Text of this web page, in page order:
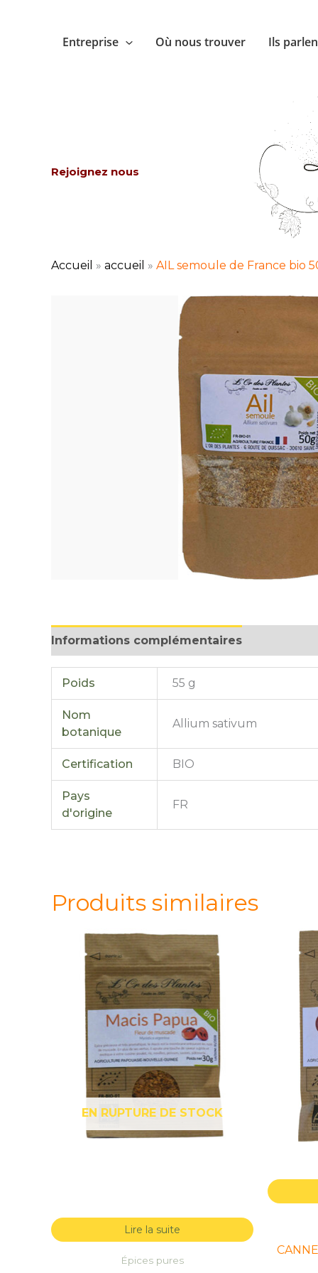
Entreprise Où nous trouver Ils
Rejoignez nous
Accueil » accueil » AIL semoule de France bio
Informations complémentaires
Poids 55 g
Nom
botanique
Allium sativum
Certification BIO
Pays
d'origine
FR
Produits similaires
EN RUPTURE DE STOCK
Lire la suite
Épices pures